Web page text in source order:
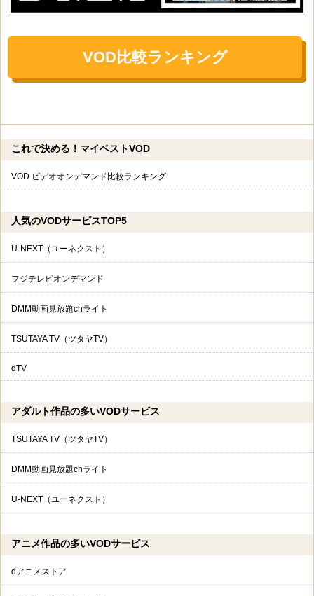
VOD比較ランキング
これで決める！マイベストVOD
VOD ビデオオンデマンド比較ランキング
人気のVODサービスTOP5
U-NEXT（ユーネクスト）
フジテレビオンデマンド
DMM動画見放題chライト
TSUTAYA TV（ツタヤTV）
dTV
アダルト作品の多いVODサービス
TSUTAYA TV（ツタヤTV）
DMM動画見放題chライト
U-NEXT（ユーネクスト）
アニメ作品の多いVODサービス
dアニメストア